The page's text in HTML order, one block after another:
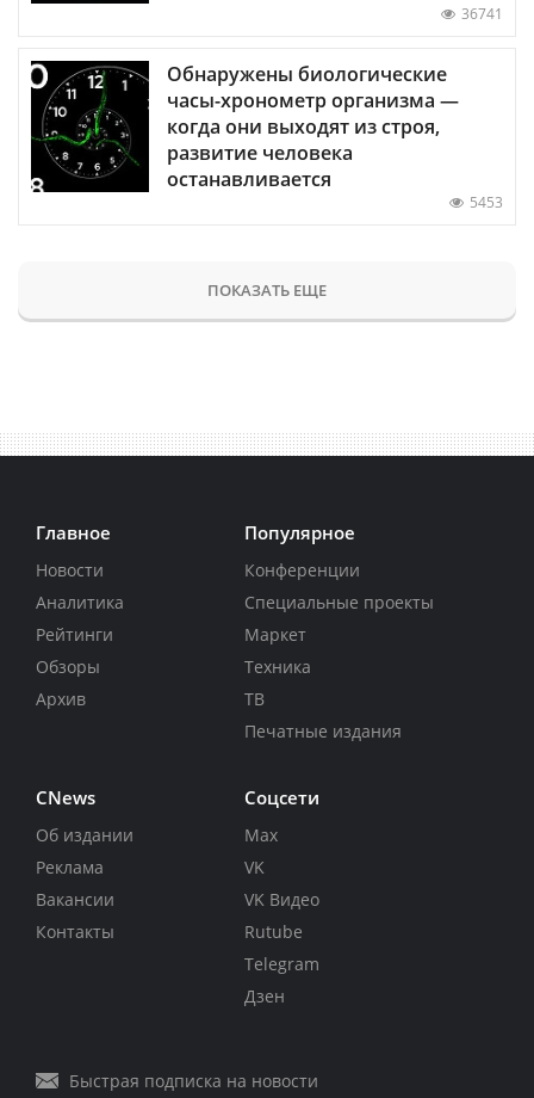
36741
Обнаружены биологические
часы-хронометр организма —
когда они выходят из строя,
развитие человека
останавливается
5453
ПОКАЗАТЬ ЕЩЕ
Главное
Новости
Аналитика
Рейтинги
Обзоры
Архив
Популярное
Конференции
Специальные проекты
Маркет
Техника
ТВ
Печатные издания
CNews
Об издании
Реклама
Вакансии
Контакты
Соцсети
Max
VK
VK Видео
Rutube
Telegram
Дзен
Быстрая подписка на новости